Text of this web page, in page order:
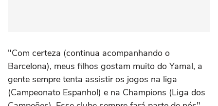
"Com certeza (continua acompanhando o
Barcelona), meus filhos gostam muito do Yamal, a
gente sempre tenta assistir os jogos na liga
(Campeonato Espanhol) e na Champions (Liga dos